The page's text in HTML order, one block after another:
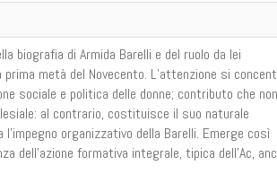
biografia di Armida Barelli e del ruolo da lei
metà del Novecento. L’attenzione si
sociale e politica delle donne; contributo che non
al contrario, costituisce il suo naturale
organizzativo della Barelli. Emerge così
dell’azione formativa integrale, tipica dell’Ac,